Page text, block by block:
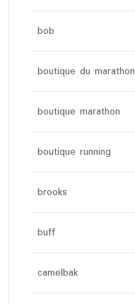
bob
boutique du marathon
boutique marathon
boutique running
brooks
buff
camelbak